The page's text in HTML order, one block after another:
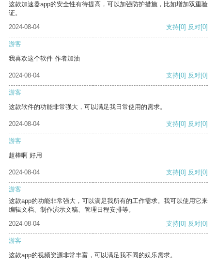
这款加速器app的安全性有待提高，可以加强防护措施，比如增加双重验
证。
2024-08-04
支持[0] 反对[0]
游客
我喜欢这个软件 作者加油
2024-08-04 支持[0] 反对[0]
游客
这款软件的功能非常强大，可以满足我日常使用的需求。
2024-08-04 支持[0] 反对[0]
游客
超棒啊 好用
2024-08-04 支持[0] 反对[0]
游客
这款app的功能非常强大，可以满足我所有的工作需求。我可以使用它来
编辑文档、制作演示文稿、管理日程安排等。
2024-08-04
支持[0] 反对[0]
游客
这款app的视频资源非常丰富，可以满足我不同的娱乐需求。